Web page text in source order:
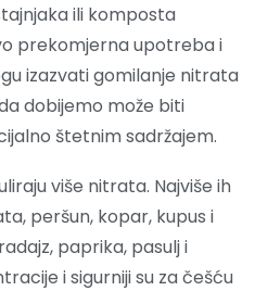
ili komposta
prekomjerna upotreba i
izazvati gomilanje nitrata
dobijemo može biti
štetnim sadržajem.
više nitrata. Najviše ih
peršun, kopar, kupus i
paprika, pasulj i
i sigurniji su za češću